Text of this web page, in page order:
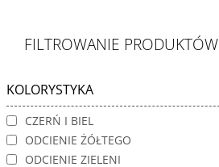
FILTROWANIE PRODUKTÓW
KOLORYSTYKA
CZERŃ I BIEL
ODCIENIE ŻÓŁTEGO
ODCIENIE ZIELENI